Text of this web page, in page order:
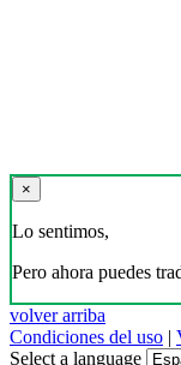
×
Lo sentimos,
Pero ahora puedes
volver arriba
Condiciones del uso |
Select a language